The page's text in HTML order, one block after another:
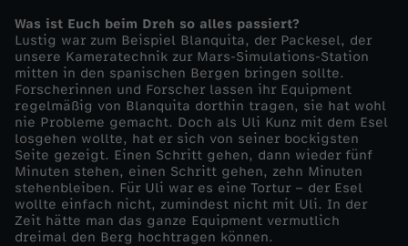
Was ist Euch beim Dreh so alles passiert?
Lustig war zum Beispiel Blanquita, der Packesel, der
unsere Kameratechnik zur Mars-Simulations-Station
mitten in den spanischen Bergen bringen sollte.
Forscherinnen und Forscher lassen ihr Equipment
regelmäßig von Blanquita dorthin tragen, sie hat wohl
nie Probleme gemacht. Doch als Uli Kunz mit dem Esel
losgehen wollte, hat er sich von seiner bockigsten
Seite gezeigt. Einen Schritt gehen, dann wieder fünf
Minuten stehen, einen Schritt gehen, zehn Minuten
stehenbleiben. Für Uli war es eine Tortur – der Esel
wollte einfach nicht, zumindest nicht mit Uli. In der
Zeit hätte man das ganze Equipment vermutlich
dreimal den Berg hochtragen können.